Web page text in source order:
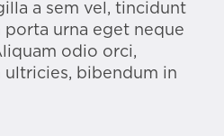
a sem vel, tincidunt
porta urna eget neque
odio orci,
bibendum in